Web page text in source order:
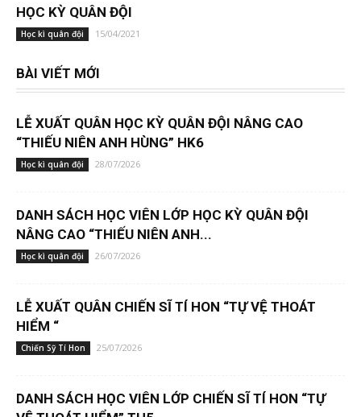
HỌC KỲ QUÂN ĐỘI
Học kì quân đội 15/04/2021
BÀI VIẾT MỚI
LỄ XUẤT QUÂN HỌC KỲ QUÂN ĐỘI NÂNG CAO
“THIẾU NIÊN ANH HÙNG” HK6
Học kì quân đội 28/07/2026
DANH SÁCH HỌC VIÊN LỚP HỌC KỲ QUÂN ĐỘI
NÂNG CAO “THIẾU NIÊN ANH...
Học kì quân đội 26/07/2026
LỄ XUẤT QUÂN CHIẾN SĨ TÍ HON “TỰ VỆ THOÁT
HIỂM “
Chiến Sỹ Tí Hon 25/07/2026
DANH SÁCH HỌC VIÊN LỚP CHIẾN SĨ TÍ HON “TỰ